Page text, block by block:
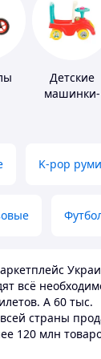
Детские
машинки-
K-pop
всё
А 60 тыс.
страны
120 млн